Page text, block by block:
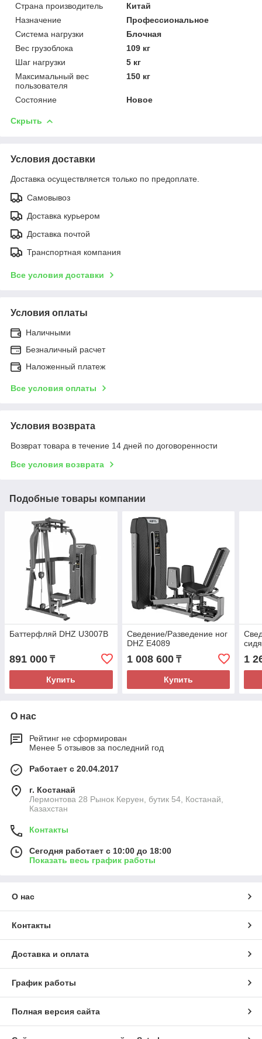
Страна производитель
Китай
Назначение
Профессиональное
Система нагрузки
Блочная
Вес грузоблока
109 кг
Шаг нагрузки
5 кг
Максимальный вес
пользователя
150 кг
Состояние Новое
Скрыть
Условия доставки
Доставка осуществляется только по предоплате.
Самовывоз
Доставка курьером
Доставка почтой
Транспортная компания
Все условия доставки
Условия оплаты
Наличными
Безналичный расчет
Наложенный платеж
Все условия оплаты
Условия возврата
Возврат товара в течение 14 дней по договоренности
Все условия возврата
Подобные товары компании
Баттерфляй DHZ U3007B
891 000 ₸
Купить
Сведение/Разведение ног
DHZ E4089
1 008 600₸
Купить
1
О нас
Рейтинг не сформирован
Менее 5 отзывов за последний год
Работает с 20.04.2017
г. Костанай
Лермонтова 28 Рынок Керуен, бутик 54, Костанай,
Казахстан
Контакты
Сегодня работает с 10:00 до 18:00
Показать весь график работы
О нас
Контакты
Доставка и оплата
График работы
Полная версия сайта